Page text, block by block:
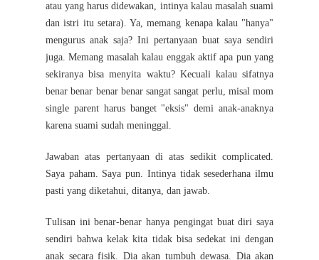
atau yang harus didewakan, intinya kalau masalah suami
dan istri itu setara). Ya, memang kenapa kalau "hanya"
mengurus anak saja? Ini pertanyaan buat saya sendiri
juga. Memang masalah kalau enggak aktif apa pun yang
sekiranya bisa menyita waktu? Kecuali kalau sifatnya
benar benar benar benar sangat sangat perlu, misal mom
single parent harus banget "eksis" demi anak-anaknya
karena suami sudah meninggal.
Jawaban atas pertanyaan di atas sedikit complicated.
Saya paham. Saya pun. Intinya tidak sesederhana ilmu
pasti yang diketahui, ditanya, dan jawab.
Tulisan ini benar-benar hanya pengingat buat diri saya
sendiri bahwa kelak kita tidak bisa sedekat ini dengan
anak secara fisik. Dia akan tumbuh dewasa. Dia akan